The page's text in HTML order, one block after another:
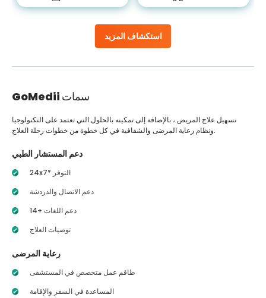
استكشاف المزيد
GoMedii سمات
تسهيل علاج المريض ، بالإضافة إلى تمكينه بالحلول التي تعتمد على التكنولوجيا
ونظام رعاية المرضى والشفافية في كل خطوة من خطوات رحلة العلاج.
دعم المستشار الطبي
24x7* التوفر
دعم الاتصال والدردشة
14+ دعم اللغات
توصيات العلاج
رعاية المرضى
طاقم عمل متخصص في المستشفى
المساعدة في السفر والإقامة